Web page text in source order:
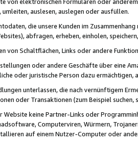
auslesen, auslegen oder ausfüllen.
die unsere Kunden im
abfragen, erheben, einholen,
von Schaltflächen, Links oder andere
oder andere Geschäfte über eine
oder juristische Person dazu
unterlassen, die nach vernünftigem
oder Transaktionen (zum Beispiel
Website keine Partner-Links oder
Computerviren, Würmern,
auf einem Nutzer-Computer oder